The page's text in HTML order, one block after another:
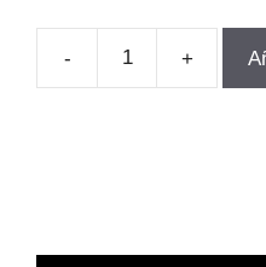
-
c
+